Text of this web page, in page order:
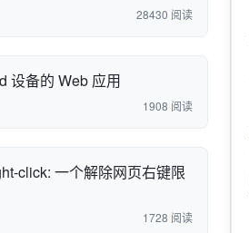
28430 阅读
设备的 Web 应用
1908 阅读
click: 一个解除网页右键限
1728 阅读